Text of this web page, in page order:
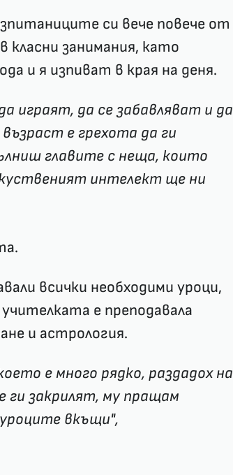
си вече повече от
класни занимания, като
и я изпиват в края на деня.
играят, да се забавляват и да
е грехота да ги
главите с неща, които
интелект ще ни
всички необходими уроци,
е преподавала
и астрология.
е много рядко, раздадох на
ги закрилят, му пращам
вкъщи",